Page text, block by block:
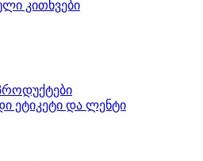
კითხვები
ეტიკეტი და ლენტი